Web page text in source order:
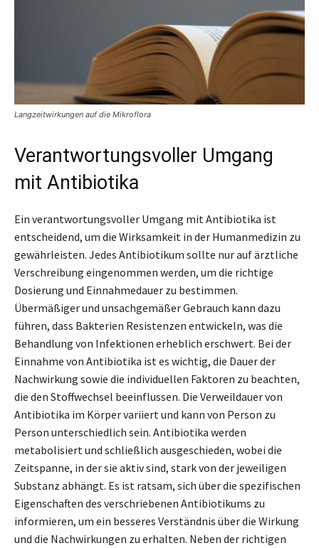
Langzeitwirkungen auf die Mikroflora
Verantwortungsvoller Umgang
mit Antibiotika
Ein verantwortungsvoller Umgang mit Antibiotika ist
entscheidend, um die Wirksamkeit in der Humanmedizin zu
gewährleisten. Jedes Antibiotikum sollte nur auf ärztliche
Verschreibung eingenommen werden, um die richtige
Dosierung und Einnahmedauer zu bestimmen.
Übermäßiger und unsachgemäßer Gebrauch kann dazu
führen, dass Bakterien Resistenzen entwickeln, was die
Behandlung von Infektionen erheblich erschwert. Bei der
Einnahme von Antibiotika ist es wichtig, die Dauer der
Nachwirkung sowie die individuellen Faktoren zu beachten,
die den Stoffwechsel beeinflussen. Die Verweildauer von
Antibiotika im Körper variiert und kann von Person zu
Person unterschiedlich sein. Antibiotika werden
metabolisiert und schließlich ausgeschieden, wobei die
Zeitspanne, in der sie aktiv sind, stark von der jeweiligen
Substanz abhängt. Es ist ratsam, sich über die spezifischen
Eigenschaften des verschriebenen Antibiotikums zu
informieren, um ein besseres Verständnis über die Wirkung
und die Nachwirkungen zu erhalten. Neben der richtigen